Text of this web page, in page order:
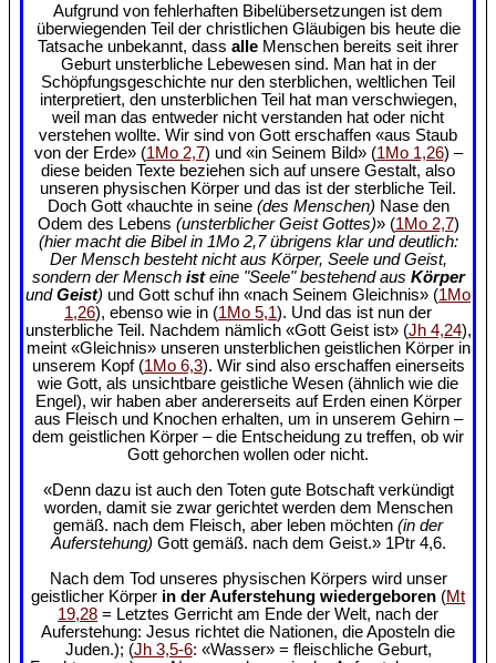
Aufgrund von fehlerhaften Bibelübersetzungen ist dem
überwiegenden Teil der christlichen Gläubigen bis heute die
Tatsache unbekannt, dass alle Menschen bereits seit ihrer
Geburt unsterbliche Lebewesen sind. Man hat in der
Schöpfungsgeschichte nur den sterblichen, weltlichen Teil
interpretiert, den unsterblichen Teil hat man verschwiegen,
weil man das entweder nicht verstanden hat oder nicht
verstehen wollte. Wir sind von Gott erschaffen «aus Staub
von der Erde» (1Mo 2,7) und «in Seinem Bild» (1Mo 1,26) –
diese beiden Texte beziehen sich auf unsere Gestalt, also
unseren physischen Körper und das ist der sterbliche Teil.
Doch Gott «hauchte in seine (des Menschen) Nase den
Odem des Lebens (unsterblicher Geist Gottes)» (1Mo 2,7)
(hier macht die Bibel in 1Mo 2,7 übrigens klar und deutlich:
Der Mensch besteht nicht aus Körper, Seele und Geist,
sondern der Mensch isteine "Seele" bestehend aus Körper
undGeist) und Gott schuf ihn «nach Seinem Gleichnis» (1Mo
1,26), ebenso wie in (1Mo 5,1). Und das ist nun der
unsterbliche Teil. Nachdem nämlich «Gott Geist ist» (Jh 4,24),
meint «Gleichnis» unseren unsterblichen geistlichen Körper in
unserem Kopf (1Mo 6,3). Wir sind also erschaffen einerseits
wie Gott, als unsichtbare geistliche Wesen (ähnlich wie die
Engel), wir haben aber andererseits auf Erden einen Körper
aus Fleisch und Knochen erhalten, um in unserem Gehirn –
dem geistlichen Körper – die Entscheidung zu treffen, ob wir
Gott gehorchen wollen oder nicht.
«Denn dazu ist auch den Toten gute Botschaft verkündigt
worden, damit sie zwar gerichtet werden dem Menschen
gemäß. nach dem Fleisch, aber leben möchten (in der
Auferstehung) Gott gemäß. nach dem Geist.» 1Ptr 4,6.
Nach dem Tod unseres physischen Körpers wird unser
geistlicher Körper in der Auferstehung wiedergeboren (Mt
19,28 = Letztes Gerricht am Ende der Welt, nach der
Auferstehung: Jesus richtet die Nationen, die Aposteln die
Juden.); (Jh 3,5-6: «Wasser» = fleischliche Geburt,